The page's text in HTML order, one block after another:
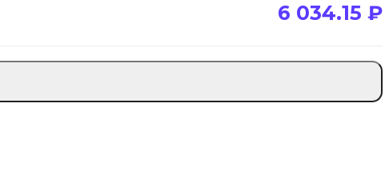
6 034.15 ₽